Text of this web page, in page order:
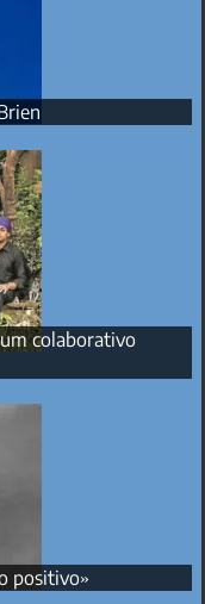
colaborativo
positivo»